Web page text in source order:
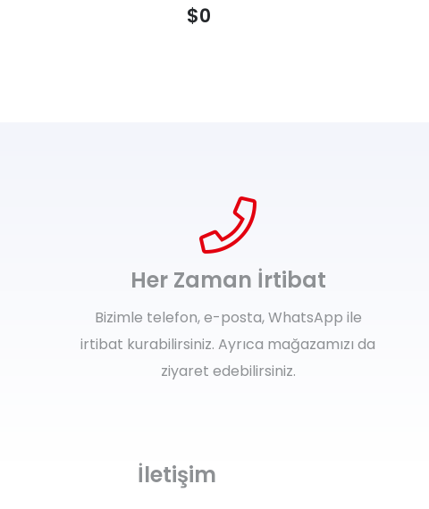
$0
Her Zaman İrtibat
Bizimle telefon, e-posta, WhatsApp ile
irtibat kurabilirsiniz. Ayrıca mağazamızı da
ziyaret edebilirsiniz.
İletişim